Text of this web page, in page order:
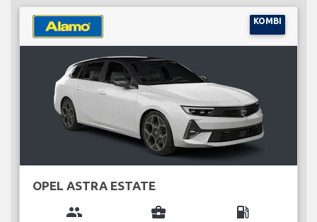
KOMBI
OPEL ASTRA ESTATE
group business_center local_gas_station